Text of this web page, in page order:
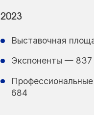
2023
Выставочная
Экспоненты — 837
684